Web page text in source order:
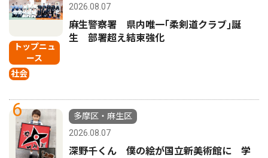
トップニュ
ース
社会
2026.08.07
麻生警察署 県内唯一｢柔剣道クラブ｣誕
生 部署超え結束強化
6
多摩区・麻生区
2026.08.07
深野千くん 僕の絵が国立新美術館に 学